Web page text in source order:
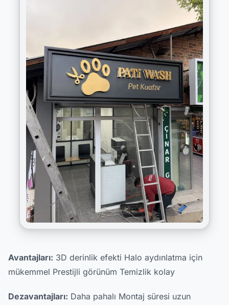
Avantajları: 3D derinlik efekti Halo aydınlatma için
mükemmel Prestijli görünüm Temizlik kolay
Dezavantajları: Daha pahalı Montaj süresi uzun